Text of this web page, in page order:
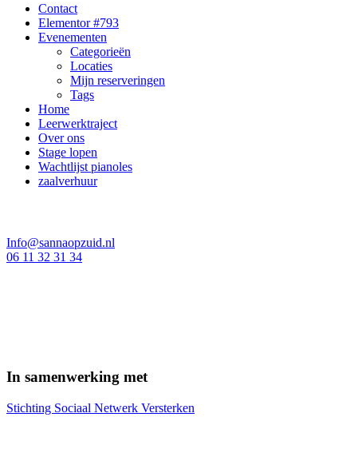
Contact
Elementor #793
Evenementen
Categorieën
Locaties
Mijn reserveringen
Tags
Home
Leerwerktraject
Over ons
Stage lopen
Wachtlijst pianoles
zaalverhuur
Info@sannaopzuid.nl
06 11 32 31 34
In samenwerking met
Stichting Sociaal Netwerk Versterken